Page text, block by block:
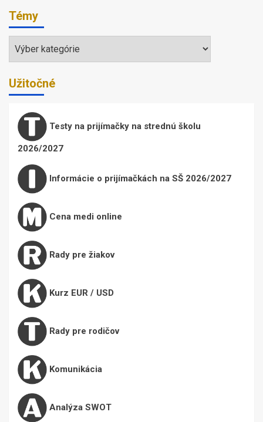
Témy
Témy
Užitočné
Testy na prijímačky na strednú školu
2026/2027
Informácie o prijímačkách na SŠ 2026/2027
Cena medi online
Rady pre žiakov
Kurz EUR / USD
Rady pre rodičov
Komunikácia
Analýza SWOT